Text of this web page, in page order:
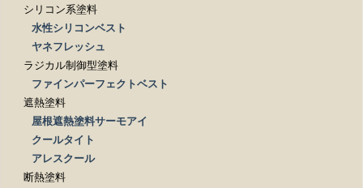
シリコン系塗料
水性シリコンベスト
ヤネフレッシュ
ラジカル制御型塗料
ファインパーフェクトベスト
遮熱塗料
屋根遮熱塗料サーモアイ
クールタイト
アレスクール
断熱塗料